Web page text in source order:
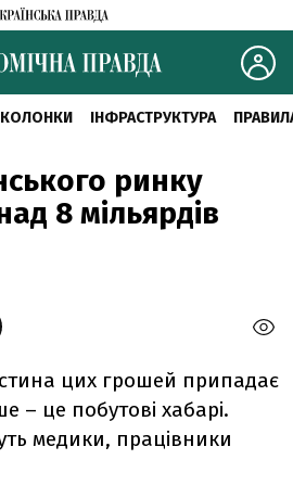
КОЛОНКИ ІНФРАСТРУКТУРА
ринку
8 мільярдів
цих грошей припадає
– це побутові хабарі.
медики, працівники